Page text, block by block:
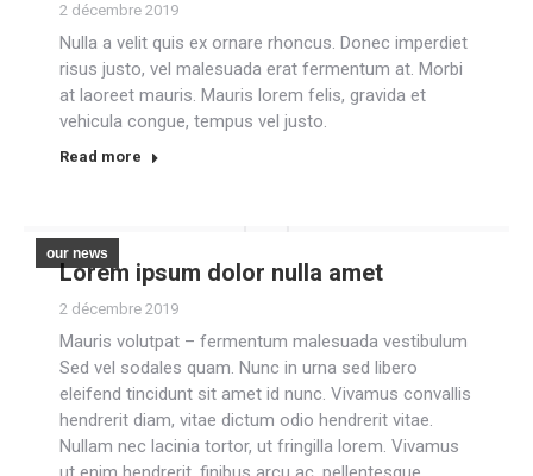
2 décembre 2019
Nulla a velit quis ex ornare rhoncus. Donec imperdiet
risus justo, vel malesuada erat fermentum at. Morbi
at laoreet mauris. Mauris lorem felis, gravida et
vehicula congue, tempus vel justo.
Read more
our news
Lorem ipsum dolor nulla amet
2 décembre 2019
Mauris volutpat – fermentum malesuada vestibulum
Sed vel sodales quam. Nunc in urna sed libero
eleifend tincidunt sit amet id nunc. Vivamus convallis
hendrerit diam, vitae dictum odio hendrerit vitae.
Nullam nec lacinia tortor, ut fringilla lorem. Vivamus